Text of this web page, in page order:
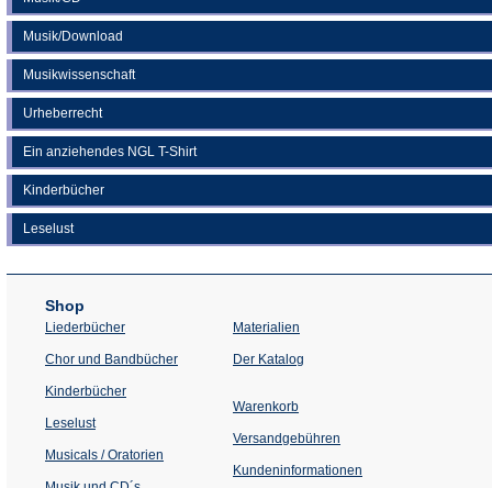
Musik/Download
Musikwissenschaft
Urheberrecht
Ein anziehendes NGL T-Shirt
Kinderbücher
Leselust
Shop
Liederbücher
Chor und Bandbücher
Kinderbücher
Leselust
Musicals / Oratorien
Materialien
Der Katalog
Warenkorb
Versandgebühren
Kundeninformationen